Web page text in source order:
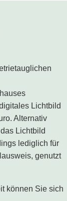
Lichtbild
Alternativ
Lichtbild
lediglich für
genutzt
können Sie sich